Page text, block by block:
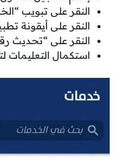
النقر على تبويب
النقر على أيقونة
النقر على “تحديث
استكمال التعليمات